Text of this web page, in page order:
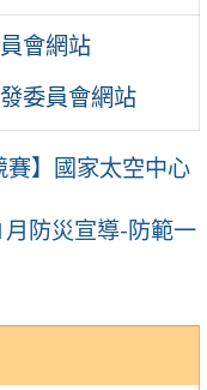
會網站
委員會網站
賽】國家太空中心
防災宣導-防範一